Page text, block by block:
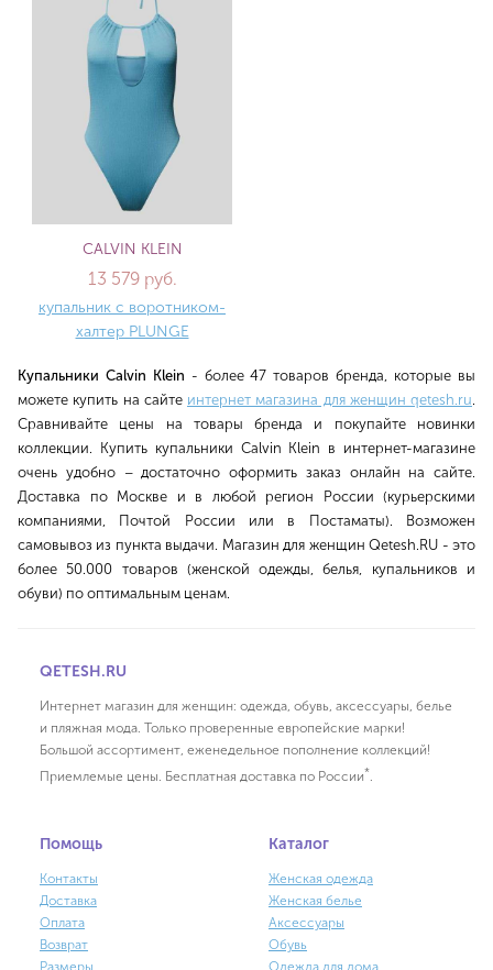
CALVIN KLEIN
13 579 руб.
купальник с воротником-
халтер PLUNGE
Купальники Calvin Klein - более 47 товаров бренда, которые вы
можете купить на сайте интернет магазина для женщин qetesh.ru.
Сравнивайте цены на товары бренда и покупайте новинки
коллекции. Купить купальники Calvin Klein в интернет-магазине
очень удобно – достаточно оформить заказ онлайн на сайте.
Доставка по Москве и в любой регион России (курьерскими
компаниями, Почтой России или в Постаматы). Возможен
самовывоз из пункта выдачи. Магазин для женщин Qetesh.RU - это
более 50.000 товаров (женской одежды, белья, купальников и
обуви) по оптимальным ценам.
QETESH.RU
Интернет магазин для женщин: одежда, обувь, аксессуары, белье
и пляжная мода. Только проверенные европейские марки!
Большой ассортимент, еженедельное пополнение коллекций!
Приемлемые цены. Бесплатная доставка по России*.
Помощь
Контакты
Доставка
Оплата
Возврат
Каталог
Женская одежда
Женская белье
Аксессуары
Обувь